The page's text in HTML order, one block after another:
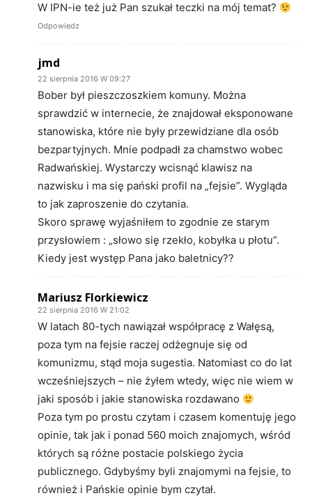
W IPN-ie też już Pan szukał teczki na mój temat?
Odpowiedz
jmd
22 sierpnia 2016 W 09:27
Bober był pieszczoszkiem komuny. Można
sprawdzić w internecie, że znajdował eksponowane
stanowiska, które nie były przewidziane dla osób
bezpartyjnych. Mnie podpadł za chamstwo wobec
Radwańskiej. Wystarczy wcisnąć klawisz na
nazwisku i ma się pański profil na „fejsie”. Wygląda
to jak zaproszenie do czytania.
Skoro sprawę wyjaśniłem to zgodnie ze starym
przysłowiem : „słowo się rzekło, kobyłka u płotu”.
Kiedy jest występ Pana jako baletnicy??
Mariusz Florkiewicz
22 sierpnia 2016 W 21:02
W latach 80-tych nawiązał współpracę z Wałęsą,
poza tym na fejsie raczej odżegnuje się od
komunizmu, stąd moja sugestia. Natomiast co do lat
wcześniejszych – nie żyłem wtedy, więc nie wiem w
jaki sposób i jakie stanowiska rozdawano
Poza tym po prostu czytam i czasem komentuję jego
opinie, tak jak i ponad 560 moich znajomych, wśród
których są różne postacie polskiego życia
publicznego. Gdybyśmy byli znajomymi na fejsie, to
również i Pańskie opinie bym czytał.